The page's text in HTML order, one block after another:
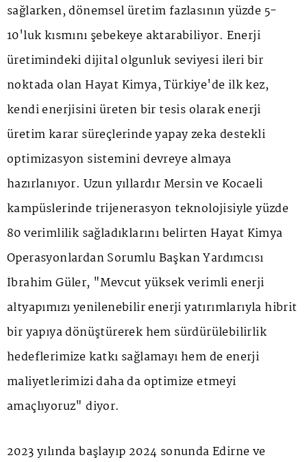
sağlarken, dönemsel üretim fazlasının yüzde 5-
10'luk kısmını şebekeye aktarabiliyor. Enerji
üretimindeki dijital olgunluk seviyesi ileri bir
noktada olan Hayat Kimya, Türkiye'de ilk kez,
kendi enerjisini üreten bir tesis olarak enerji
üretim karar süreçlerinde yapay zeka destekli
optimizasyon sistemini devreye almaya
hazırlanıyor. Uzun yıllardır Mersin ve Kocaeli
kampüslerinde trijenerasyon teknolojisiyle yüzde
80 verimlilik sağladıklarını belirten Hayat Kimya
Operasyonlardan Sorumlu Başkan Yardımcısı
İbrahim Güler, "Mevcut yüksek verimli enerji
altyapımızı yenilenebilir enerji yatırımlarıyla hibrit
bir yapıya dönüştürerek hem sürdürülebilirlik
hedeflerimize katkı sağlamayı hem de enerji
maliyetlerimizi daha da optimize etmeyi
amaçlıyoruz" diyor.
2023 yılında başlayıp 2024 sonunda Edirne ve